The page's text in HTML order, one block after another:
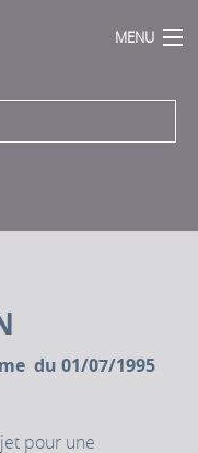
MENU
du 01/07/1995
pour une